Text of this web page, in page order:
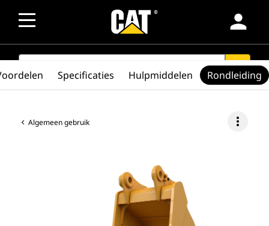
person
SEARCH search
Algemeen gebruik more_vert
Specificaties Hulpmiddelen Rondleiding